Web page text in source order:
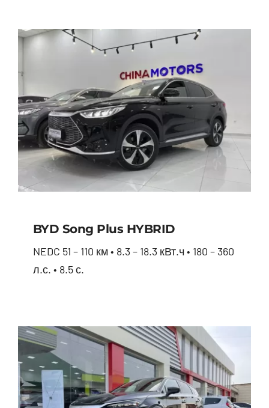
BYD Song Plus HYBRID
NEDC 51 – 110 км • 8.3 – 18.3 кВт.ч • 180 – 360
л.с. • 8.5 с.